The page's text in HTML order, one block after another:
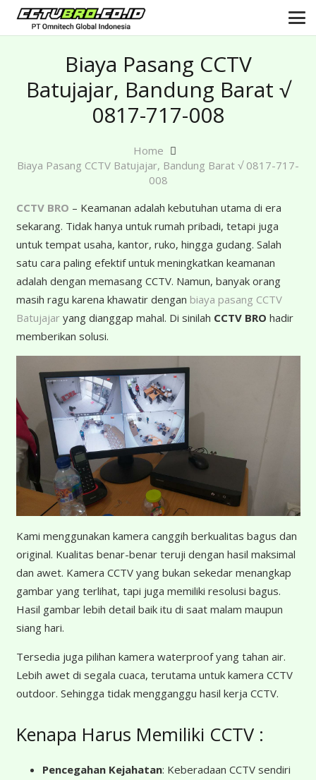
Biaya Pasang CCTV
Batujajar, Bandung Barat √
0817-717-008
Home
Biaya Pasang CCTV Batujajar, Bandung Barat √ 0817-717-
008
CCTV BRO – Keamanan adalah kebutuhan utama di era
sekarang. Tidak hanya untuk rumah pribadi, tetapi juga
untuk tempat usaha, kantor, ruko, hingga gudang. Salah
satu cara paling efektif untuk meningkatkan keamanan
adalah dengan memasang CCTV. Namun, banyak orang
masih ragu karena khawatir dengan biaya pasang CCTV
Batujajar yang dianggap mahal. Di sinilah CCTV BRO hadir
memberikan solusi.
Kami menggunakan kamera canggih berkualitas bagus dan
original. Kualitas benar-benar teruji dengan hasil maksimal
dan awet. Kamera CCTV yang bukan sekedar menangkap
gambar yang terlihat, tapi juga memiliki resolusi bagus.
Hasil gambar lebih detail baik itu di saat malam maupun
siang hari.
Tersedia juga pilihan kamera waterproof yang tahan air.
Lebih awet di segala cuaca, terutama untuk kamera CCTV
outdoor. Sehingga tidak mengganggu hasil kerja CCTV.
Kenapa Harus Memiliki CCTV :
Pencegahan Kejahatan: Keberadaan CCTV sendiri